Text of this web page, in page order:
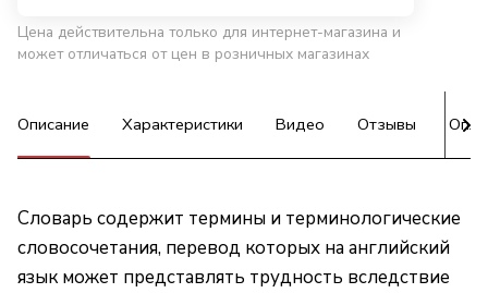
Цена действительна только для интернет-магазина и
может отличаться от цен в розничных магазинах
Описание Характеристики Видео Отзывы
Словарь содержит термины и терминологические
словосочетания, перевод которых на английский
язык может представлять трудность вследствие